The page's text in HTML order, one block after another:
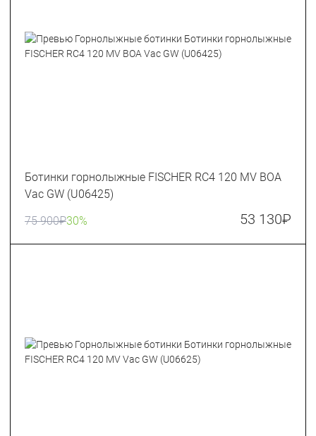
Ботинки горнолыжные FISCHER RC4 120 MV BOA
Vac GW (U06425)
75 900₽30% 53 130₽